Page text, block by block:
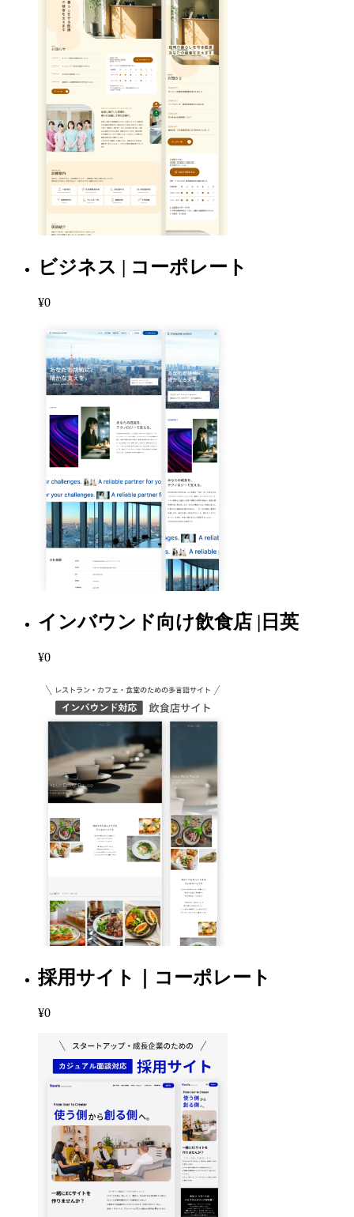
ビジネス | コーポレート
¥0
インバウンド向け飲食店 |日英
¥0
採用サイト｜コーポレート
¥0